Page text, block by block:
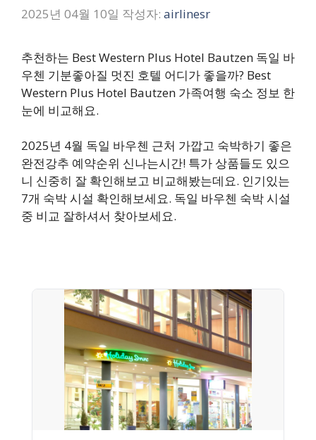
2025년 04월 10일 작성자: airlinesr
추천하는 Best Western Plus Hotel Bautzen 독일 바
우첸 기분좋아질 멋진 호텔 어디가 좋을까? Best
Western Plus Hotel Bautzen 가족여행 숙소 정보 한
눈에 비교해요.
2025년 4월 독일 바우첸 근처 가깝고 숙박하기 좋은
완전강추 예약순위 신나는시간! 특가 상품들도 있으
니 신중히 잘 확인해보고 비교해봤는데요. 인기있는
7개 숙박 시설 확인해보세요. 독일 바우첸 숙박 시설
중 비교 잘하셔서 찾아보세요.